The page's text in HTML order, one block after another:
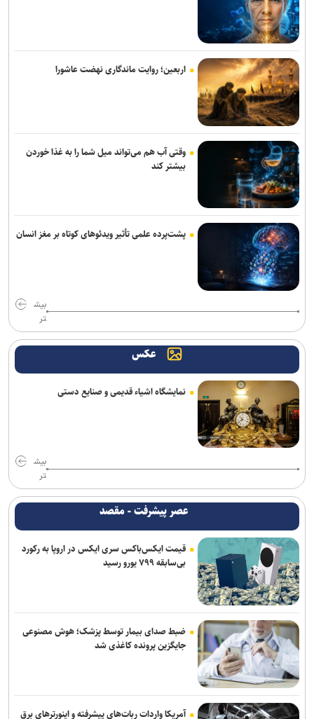
پیام تسلیت وزیر فرهنگ در پی درگذشت نویسنده پیشکسوت مطبوعات
«محمد حقیقی» درگذشت
«آبجی‌ها و آقاجان» در تالار حافظ روی صحنه می‌رود
اربعین؛ روایت ماندگاری نهضت عاشورا
وقتی آب هم می‌تواند میل شما را به غذا خوردن
بیشتر کند
پشت‌پرده علمی تأثیر ویدئو‌های کوتاه بر مغز انسان
بیش
تر
عکس
نمایشگاه اشیاء قدیمی و صنایع دستی
بیش
تر
عصر پیشرفت - مقصد
قیمت ایکس‌باکس سری ایکس در اروپا به رکورد
بی‌سابقه ۷۹۹ یورو رسید
ضبط صدای بیمار توسط پزشک؛ هوش مصنوعی
جایگزین پرونده کاغذی شد
آمریکا واردات ربات‌های پیشرفته و اینورترهای برق